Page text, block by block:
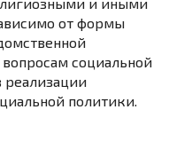
от формы
социальной
реализации
политики.